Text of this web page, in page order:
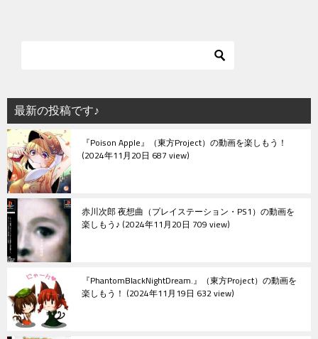
シ
ョ
ン
最新の投稿です♪
『Poison Apple』（東方Project）の動画を楽しもう！
2024年11月20日 687 view
赤川次郎 夜想曲（プレイステーション・PS1）の動画を
楽しもう♪ 2024年11月20日 709 view
『PhantomBlackNightDream.』（東方Project）の動画を
楽しもう！ 2024年11月19日 632 view